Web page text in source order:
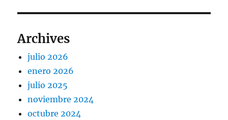
Archives
julio 2026
enero 2026
julio 2025
noviembre 2024
octubre 2024